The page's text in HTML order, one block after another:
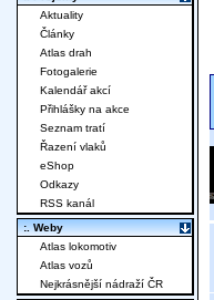
Aktuality
Články
Atlas drah
Fotogalerie
Kalendář akcí
Přihlášky na akce
Seznam tratí
Řazení vlaků
eShop
Odkazy
RSS kanál
:. Weby
Atlas lokomotiv
Atlas vozů
Nejkrásnější nádraží ČR